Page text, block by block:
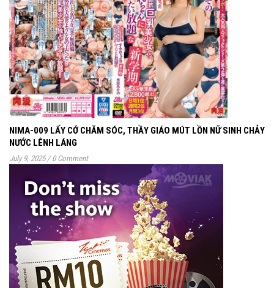
NIMA-009 LẤY CỚ CHĂM SÓC, THẦY GIÁO MÚT LỒN NỮ SINH CHẢY
NƯỚC LÊNH LÁNG
July 9, 2025 / 0 Comment